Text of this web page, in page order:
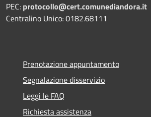
PEC: protocollo@cert.comunediandora.it
Centralino Unico: 0182.68111
Prenotazione appuntamento
Segnalazione disservizio
Leggi le FAQ
Richiesta assistenza